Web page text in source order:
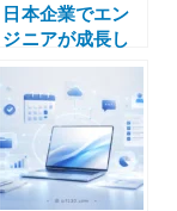
日本企業でエン
ジニアが成長し
にくい理由 – 技
術より調整が評
価される構造